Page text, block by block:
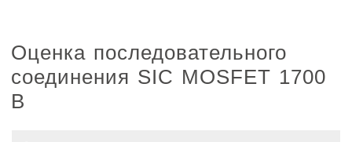
Оценка последовательного
соединения SIC MOSFET 1700
В